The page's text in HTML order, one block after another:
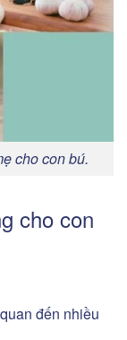
cho con bú.
cho con
đến nhiều